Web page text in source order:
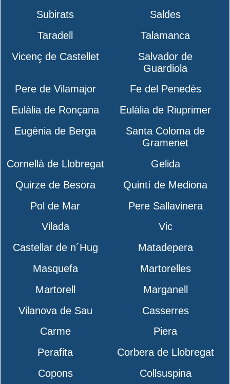
Subirats
Saldes
Taradell
Talamanca
Vicenç de Castellet
Salvador de
Guardiola
Pere de Vilamajor
Fe del Penedès
Eulàlia de Ronçana
Eulàlia de Riuprimer
Eugènia de Berga
Santa Coloma de
Gramenet
Cornellà de Llobregat
Gelida
Quirze de Besora
Quintí de Mediona
Pol de Mar
Pere Sallavinera
Vilada
Vic
Castellar de n´Hug
Matadepera
Masquefa
Martorelles
Martorell
Marganell
Vilanova de Sau
Casserres
Carme
Piera
Perafita
Corbera de Llobregat
Copons
Collsuspina